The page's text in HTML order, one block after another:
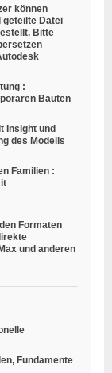
können
geteilte Datei
Bitte
:
Bauten
Insight und
des Modells
Familien :
Formaten
und anderen
Fundamente